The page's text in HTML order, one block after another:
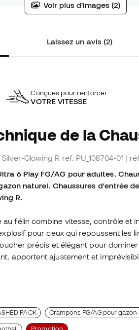
Voir plus d'images (2)
Laissez un avis (2)
Conçues pour renforcer :
VOTRE VITESSE
de la
Glowing R ref. PU_108704-01 |
6 Play FG/AG pour adultes.
naturel. Chaussures d'entrée
R.
félin combine vitesse, contrôle et
pour ceux qui repoussent les
précis et élégant pour
apportent ajustement et
PACK Crampons FG/AG pour gazon